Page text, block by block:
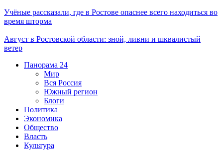
Учёные рассказали, где в Ростове опаснее всего находиться во
время шторма
Август в Ростовской области: зной, ливни и шквалистый
ветер
Панорама 24
Мир
Вся Россия
Южный регион
Блоги
Политика
Экономика
Общество
Власть
Культура